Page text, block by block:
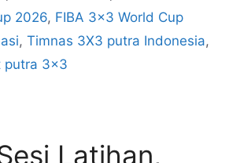
2026, FIBA 3x3 World Cup
, Timnas 3X3 putra Indonesia,
putra 3x3
Latihan,